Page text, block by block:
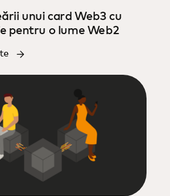
unui card Web3 cu
pentru o lume Web2